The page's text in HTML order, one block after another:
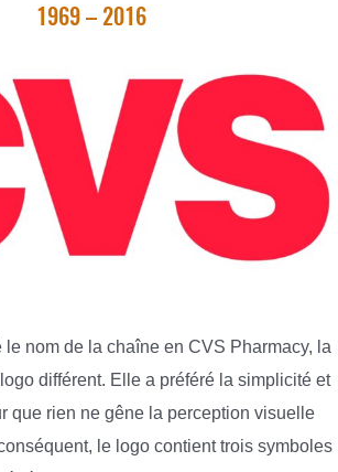
1969 – 2016
nom de la chaîne en CVS Pharmacy, la
différent. Elle a préféré la simplicité et
que rien ne gêne la perception visuelle
le logo contient trois symboles